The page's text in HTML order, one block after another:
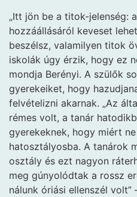
„Itt jön be a titok-jelenség:
hozzáállásáról keveset
beszélsz, valamilyen titok
iskolák úgy érzik, hogy ez
mondja Berényi. A szülők
gyerekeiket, hogy
felvételizni akarnak. „Az
rémes volt, a tanár
gyerekeknek, hogy miért
hatosztályosba. A tanárok
osztály és ezt nagyon
meg gúnyolódtak a rossz
nálunk óriási ellenszél